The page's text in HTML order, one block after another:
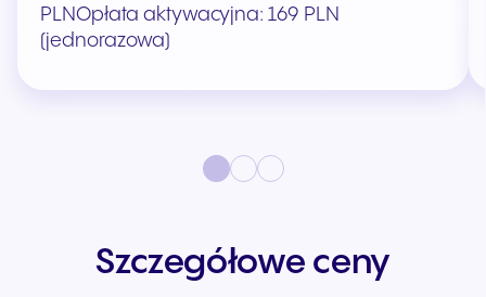
PLNOpłata aktywacyjna: 169 PLN
(jednorazowa)
Szczegółowe ceny